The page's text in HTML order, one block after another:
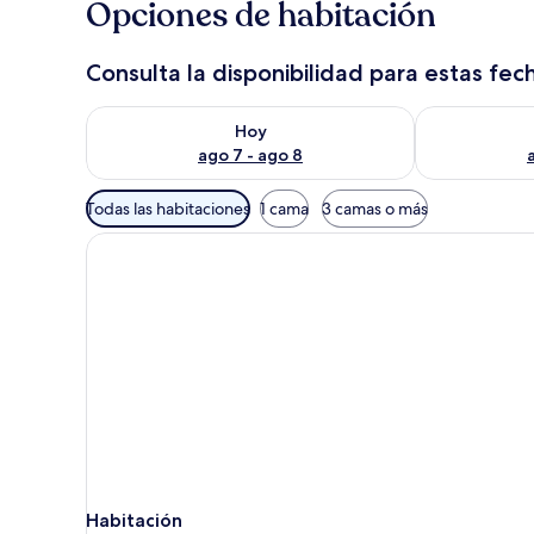
Opciones de habitación
Consulta la disponibilidad para estas
Hoy
ago 7 - ago 8
Consulta la disponibilidad para hoy ago 7 - ago 8
Consulta la
Filtros
disponibles
para
Todas las habitaciones 1 cama 3 camas o más
Habitación